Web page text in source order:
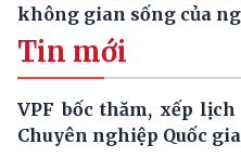
không gian sống của
Tin mới
VPF bốc thăm, xếp
Chuyên nghiệp Quốc